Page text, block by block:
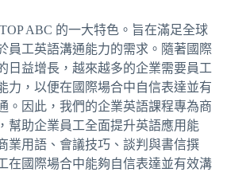
ABC 的一大特色。旨在滿足全球
員工英語溝通能力的需求。隨著國際
日益增長，越來越多的企業需要員工
力，以便在國際場合中自信表達並有
。因此，我們的企業英語課程專為商
幫助企業員工全面提升英語應用能
業用語、會議技巧、談判與書信撰
在國際場合中能夠自信表達並有效溝